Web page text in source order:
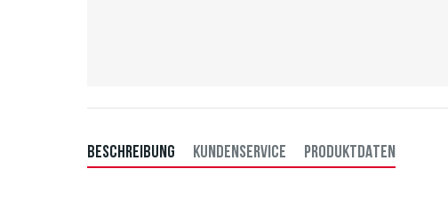
BESCHREIBUNG KUNDENSERVICE PRODUKTDATEN